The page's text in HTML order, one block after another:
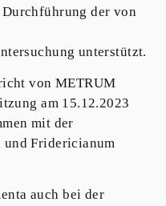
der von
unterstützt.
von METRUM
am 15.12.2023
mit der
und Fridericianum
auch bei der